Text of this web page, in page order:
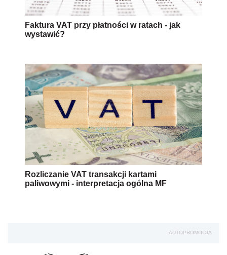
Faktura VAT przy płatności w ratach - jak
wystawić?
Rozliczanie VAT transakcji kartami
paliwowymi - interpretacja ogólna MF
AUTOPROMOCJA